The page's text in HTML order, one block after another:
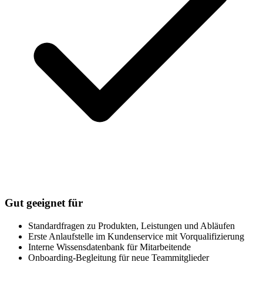
Gut geeignet für
Standardfragen zu Produkten, Leistungen und Abläufen
Erste Anlaufstelle im Kundenservice mit Vorqualifizierung
Interne Wissensdatenbank für Mitarbeitende
Onboarding-Begleitung für neue Teammitglieder